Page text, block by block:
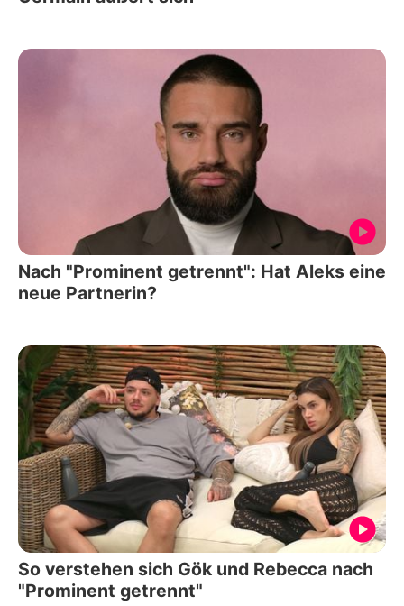
Nach "Prominent getrennt": Hat Aleks eine
neue Partnerin?
So verstehen sich Gök und Rebecca nach
"Prominent getrennt"